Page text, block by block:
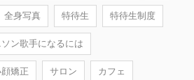
全身写真 特待生 特待生制度
ン歌手になるには
矯正 サロン カフェ